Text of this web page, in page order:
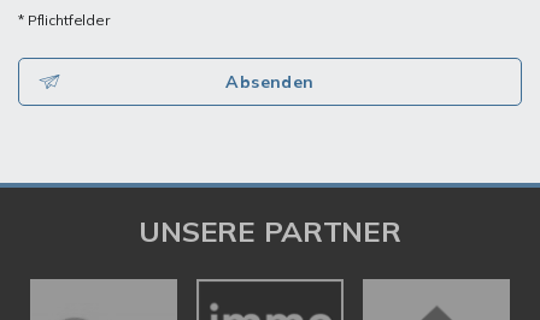
* Pflichtfelder
Absenden
UNSERE PARTNER